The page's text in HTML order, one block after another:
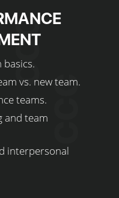
vs. new team.
teams.
and team
interpersonal